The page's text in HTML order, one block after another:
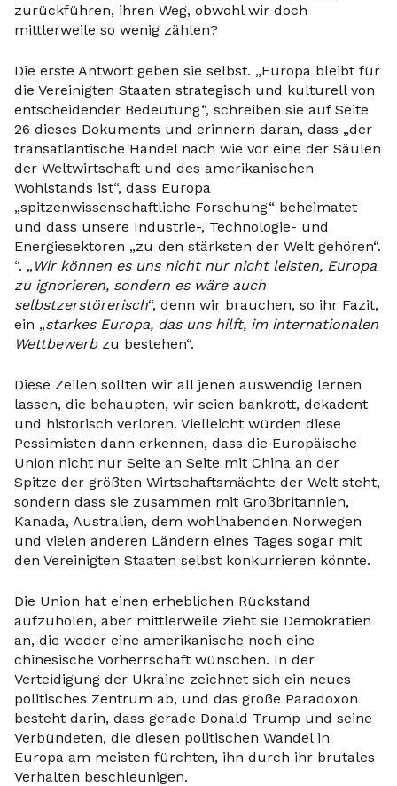
zurückführen, ihren Weg, obwohl wir doch
mittlerweile so wenig zählen?
Die erste Antwort geben sie selbst. „Europa bleibt für
die Vereinigten Staaten strategisch und kulturell von
entscheidender Bedeutung“, schreiben sie auf Seite
26 dieses Dokuments und erinnern daran, dass „der
transatlantische Handel nach wie vor eine der Säulen
der Weltwirtschaft und des amerikanischen
Wohlstands ist“, dass Europa
„spitzenwissenschaftliche Forschung“ beheimatet
und dass unsere Industrie-, Technologie- und
Energiesektoren „zu den stärksten der Welt gehören“.
“. „Wir können es uns nicht nur nicht leisten, Europa
zu ignorieren, sondern es wäre auch
selbstzerstörerisch“, denn wir brauchen, so ihr Fazit,
ein „starkes Europa, das uns hilft, im internationalen
Wettbewerbzu bestehen“.
Diese Zeilen sollten wir all jenen auswendig lernen
lassen, die behaupten, wir seien bankrott, dekadent
und historisch verloren. Vielleicht würden diese
Pessimisten dann erkennen, dass die Europäische
Union nicht nur Seite an Seite mit China an der
Spitze der größten Wirtschaftsmächte der Welt steht,
sondern dass sie zusammen mit Großbritannien,
Kanada, Australien, dem wohlhabenden Norwegen
und vielen anderen Ländern eines Tages sogar mit
den Vereinigten Staaten selbst konkurrieren könnte.
Die Union hat einen erheblichen Rückstand
aufzuholen, aber mittlerweile zieht sie Demokratien
an, die weder eine amerikanische noch eine
chinesische Vorherrschaft wünschen. In der
Verteidigung der Ukraine zeichnet sich ein neues
politisches Zentrum ab, und das große Paradoxon
besteht darin, dass gerade Donald Trump und seine
Verbündeten, die diesen politischen Wandel in
Europa am meisten fürchten, ihn durch ihr brutales
Verhalten beschleunigen.